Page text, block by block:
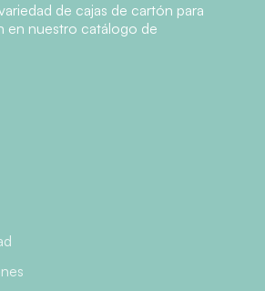
de cajas de cartón para
en nuestro catálogo de